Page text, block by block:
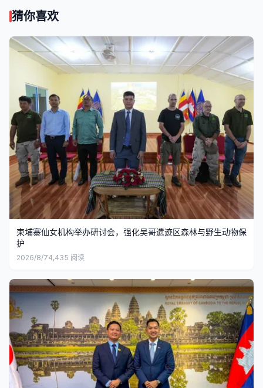
猜你喜欢
柬埔寨仙女机构举办研讨会，强化吴哥遗迹区森林与野生动物保
护
2026/8/74,435 阅读